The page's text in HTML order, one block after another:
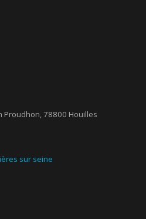
Proudhon, 78800 Houilles
sur seine